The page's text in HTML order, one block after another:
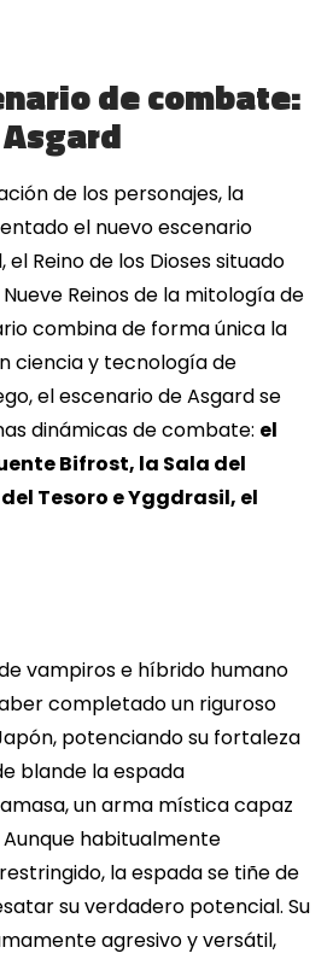
de combate:
de los personajes, la
el nuevo escenario
Reino de los Dioses situado
Reinos de la mitología de
combina de forma única la
ciencia y tecnología de
el escenario de Asgard se
dinámicas de combate: el
Bifrost, la Sala del
Tesoro e Yggdrasil, el
vampiros e híbrido humano
completado un riguroso
potenciando su fortaleza
blande la espada
un arma mística capaz
habitualmente
la espada se tiñe de
su verdadero potencial. Su
agresivo y versátil,